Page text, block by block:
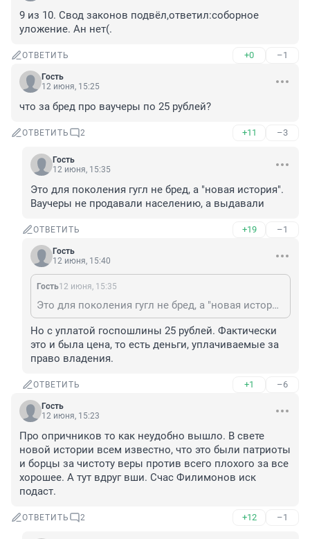
9 из 10. Свод законов подвёл,ответил:соборное
уложение. Ан нет(.
ОТВЕТИТЬ +0 –1
Гость
12 июня, 15:25
что за бред про ваучеры по 25 рублей?
ОТВЕТИТЬ 2 +11 –3
Гость
12 июня, 15:35
Это для поколения гугл не бред, а "новая история".
Ваучеры не продавали населению, а выдавали
ОТВЕТИТЬ +19 –1
Гость
12 июня, 15:40
Гость12 июня, 15:35
Это для поколения гугл не бред, а "новая история". Ваучеры не продавали населению, а выдавали
Но с уплатой госпошлины 25 рублей. Фактически
это и была цена, то есть деньги, уплачиваемые за
право владения.
ОТВЕТИТЬ +1 –6
Гость
12 июня, 15:23
Про опричников то как неудобно вышло. В свете
новой истории всем известно, что это были патриоты
и борцы за чистоту веры против всего плохого за все
хорошее. А тут вдруг вши. Счас Филимонов иск
подаст.
ОТВЕТИТЬ 2 +12 –1